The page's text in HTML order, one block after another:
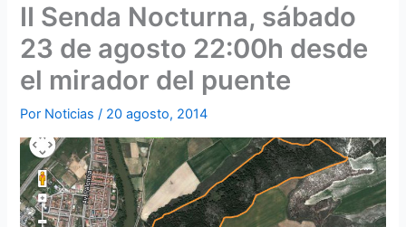
II Senda Nocturna, sábado
23 de agosto 22:00h desde
el mirador del puente
Por Noticias/ 20 agosto, 2014